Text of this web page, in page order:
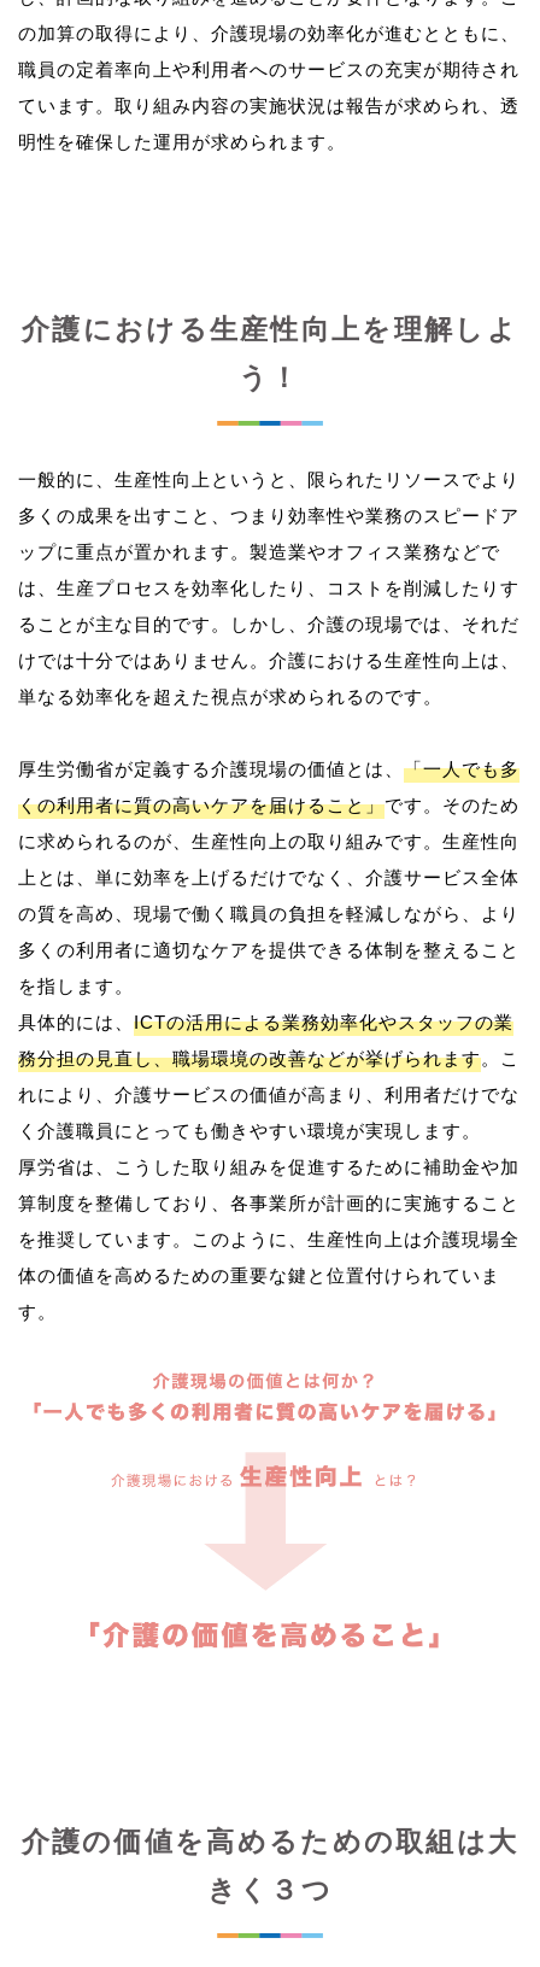
の加算の取得により、介護現場の効率化が進むとともに、
職員の定着率向上や利用者へのサービスの充実が期待され
ています。取り組み内容の実施状況は報告が求められ、透
介護における生産性向上を理解しよ
う！
一般的に、生産性向上というと、限られたリソースでより
多くの成果を出すこと、つまり効率性や業務のスピードア
ップに重点が置かれます。製造業やオフィス業務などで
は、生産プロセスを効率化したり、コストを削減したりす
ることが主な目的です。しかし、介護の現場では、それだ
けでは十分ではありません。介護における生産性向上は、
単なる効率化を超えた視点が求められるのです。
厚生労働省が定義する介護現場の価値とは、 「一人でも多
くの利用者に質の高いケアを届けること」です。そのため
に求められるのが、生産性向上の取り組みです。生産性向
上とは、単に効率を上げるだけでなく、介護サービス全体
の質を高め、現場で働く職員の負担を軽減しながら、より
多くの利用者に適切なケアを提供できる体制を整えること
を指します。
具体的には、 ICTの活用による業務効率化やスタッフの業
務分担の見直し、職場環境の改善などが挙げられます。こ
れにより、介護サービスの価値が高まり、利用者だけでな
く介護職員にとっても働きやすい環境が実現します。
厚労省は、こうした取り組みを促進するために補助金や加
算制度を整備しており、各事業所が計画的に実施すること
を推奨しています。このように、生産性向上は介護現場全
体の価値を高めるための重要な鍵と位置付けられていま
介護の価値を高めるための取組は大
きく３つ